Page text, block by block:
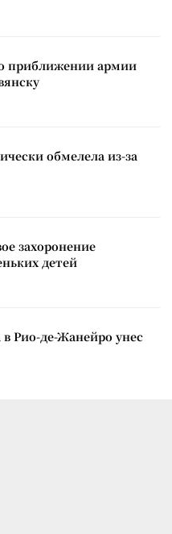
приближении армии
обмелела из-за
захоронение
детей
в Рио-де-Жанейро унес